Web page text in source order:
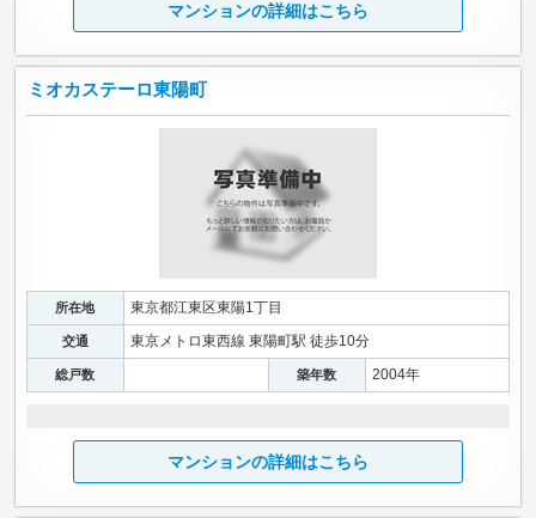
マンションの詳細はこちら
ミオカステーロ東陽町
所在地 東京都江東区東陽1丁目
交通 東京メトロ東西線 東陽町駅 徒歩10分
総戸数 築年数 2004年
マンションの詳細はこちら